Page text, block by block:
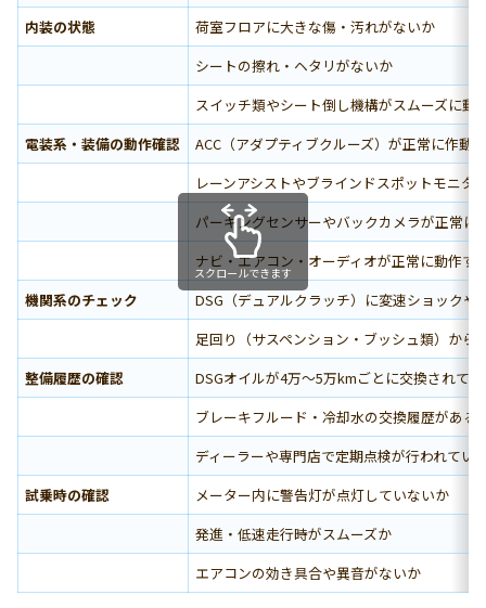
内装の状態
荷室フロアに大きな傷・汚れがないか
シートの擦れ・ヘタリがないか
スイッチ類やシート倒し機構がスムーズに動
電装系・装備の動作確認
ACC（アダプティブクルーズ）が正常に作動
レーンアシストやブラインドスポットモニタ
パーキングセンサーやバックカメラが正常に
ナビ・エアコン・オーディオが正常に動作す
機関系のチェック
DSG（デュアルクラッチ）に変速ショックや
足回り（サスペンション・ブッシュ類）から
整備履歴の確認
DSGオイルが4万～5万kmごとに交換されて
ブレーキフルード・冷却水の交換履歴がある
ディーラーや専門店で定期点検が行われてい
試乗時の確認
メーター内に警告灯が点灯していないか
発進・低速走行時がスムーズか
エアコンの効き具合や異音がないか
スクロールできます